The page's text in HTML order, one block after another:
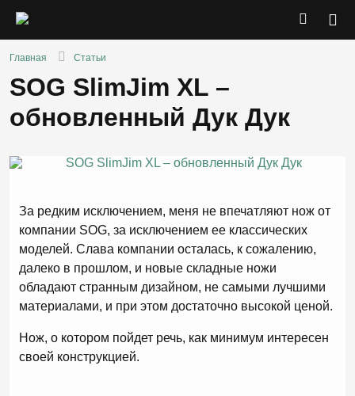
Главная Статьи
SOG SlimJim XL –
обновленный Дук Дук
За редким исключением, меня не впечатляют нож от
компании SOG, за исключением ее классических
моделей. Слава компании осталась, к сожалению,
далеко в прошлом, и новые складные ножи
обладают странным дизайном, не самыми лучшими
материалами, и при этом достаточно высокой ценой.
Нож, о котором пойдет речь, как минимум интересен
своей конструкцией.